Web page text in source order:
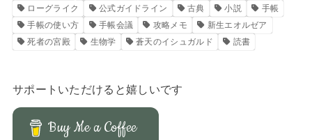
ローグライク
公式ガイドライン 古典 小説
手帳
手帳の使い方
手帳会議 攻略メモ
新生エオルゼア
死者の宮殿
生物学 蒼天のイシュガルド 読書
サポートいただけると嬉しいです
Buy Me a Coffee